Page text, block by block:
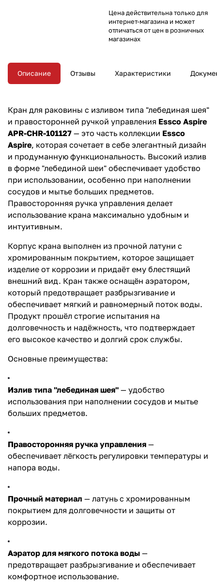
Цена действительна только для
интернет-магазина и может
отличаться от цен в розничных
магазинах
Описание Отзывы Характеристики
Кран для раковины с изливом типа "лебединая шея"
и правосторонней ручкой управления Essco Aspire
APR-CHR-101127 — это часть коллекции Essco
Aspire, которая сочетает в себе элегантный дизайн
и продуманную функциональность. Высокий излив
в форме "лебединой шеи" обеспечивает удобство
при использовании, особенно при наполнении
сосудов и мытье больших предметов.
Правосторонняя ручка управления делает
использование крана максимально удобным и
интуитивным.
Корпус крана выполнен из прочной латуни с
хромированным покрытием, которое защищает
изделие от коррозии и придаёт ему блестящий
внешний вид. Кран также оснащён аэратором,
который предотвращает разбрызгивание и
обеспечивает мягкий и равномерный поток воды.
Продукт прошёл строгие испытания на
долговечность и надёжность, что подтверждает
его высокое качество и долгий срок службы.
Основные преимущества:
Излив типа "лебединая шея" — удобство
использования при наполнении сосудов и мытье
больших предметов.
Правосторонняя ручка управления —
обеспечивает лёгкость регулировки температуры и
напора воды.
Прочный материал — латунь с хромированным
покрытием для долговечности и защиты от
коррозии.
Аэратор для мягкого потока воды —
предотвращает разбрызгивание и обеспечивает
комфортное использование.